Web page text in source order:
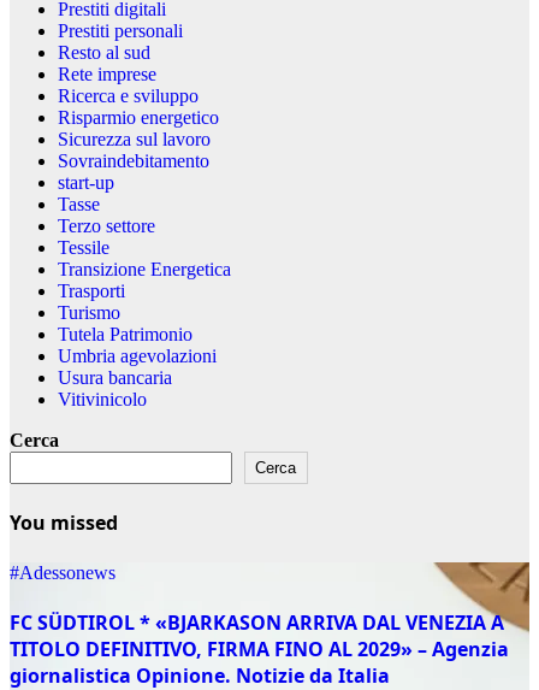
Prestiti digitali
Prestiti personali
Resto al sud
Rete imprese
Ricerca e sviluppo
Risparmio energetico
Sicurezza sul lavoro
Sovraindebitamento
start-up
Tasse
Terzo settore
Tessile
Transizione Energetica
Trasporti
Turismo
Tutela Patrimonio
Umbria agevolazioni
Usura bancaria
Vitivinicolo
Cerca
Cerca
You missed
#Adessonews
FC SÜDTIROL * «BJARKASON ARRIVA DAL VENEZIA A
TITOLO DEFINITIVO, FIRMA FINO AL 2029» – Agenzia
giornalistica Opinione. Notizie da Italia